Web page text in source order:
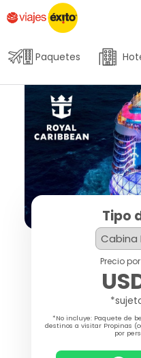
Paquetes
Tipo
Precio
*No incluye: Paquete de
destinos a visitar Propinas
por